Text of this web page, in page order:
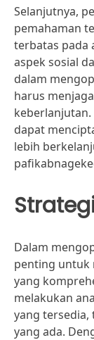
Selanjutnya,
pemahaman
terbatas pada
aspek sosial
dalam
harus
dapat
lebih
Dalam
penting untuk
yang
melakukan
yang tersedia,
yang ada.